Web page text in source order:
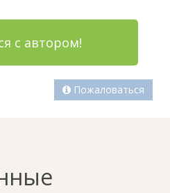
с автором!
Пожаловаться